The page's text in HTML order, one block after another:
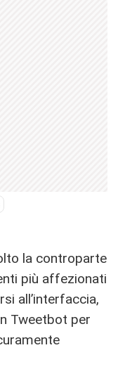
la controparte
più affezionati
all’interfaccia,
Tweetbot per